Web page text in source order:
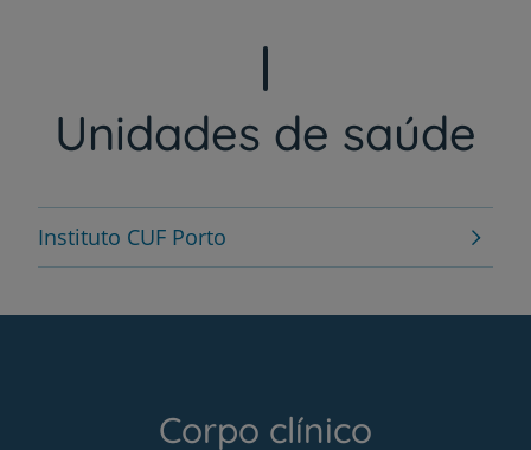
Unidades de saúde
Instituto CUF Porto
Corpo clínico